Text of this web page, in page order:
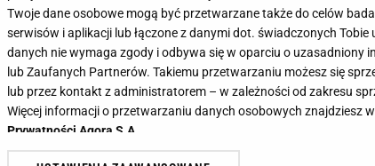
Twoje dane osobowe mogą być przetwarzane także do celów
serwisów i aplikacji lub łączone z danymi dot. świadczonych
danych nie wymaga zgody i odbywa się w oparciu o uzasadniony
lub Zaufanych Partnerów. Takiemu przetwarzaniu możesz się
lub przez kontakt z administratorem – w zależności od zakresu
Więcej informacji o przetwarzaniu danych osobowych znajdziesz
Prywatności Agora S.A.